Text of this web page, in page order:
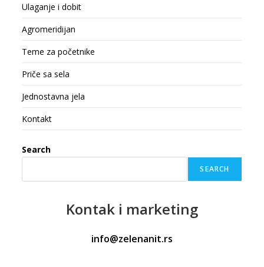
Ulaganje i dobit
Agromeridijan
Teme za početnike
Priče sa sela
Jednostavna jela
Kontakt
Search
SEARCH
Kontak i marketing
info@zelenanit.rs